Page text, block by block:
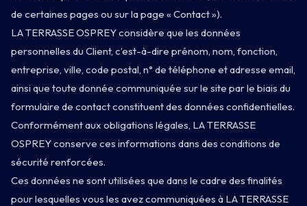
de certaines pages ou sur la page « Contact »).
LA TERRASSE OSPREY considère que les données
personnelles du Client, c’est-à-dire prénom, nom, fonction,
entreprise, ville, code postal, n° de téléphone et adresse email,
ainsi que toute donnée communiquée sur le site par le biais du
formulaire de contact constituent des données confidentielles.
Conformément aux obligations légales, LA TERRASSE
OSPREY conserve ces informations dans des conditions de
sécurité renforcées.
Ces données ne sont utilisées que dans le cadre des finalités
pour lesquelles vous les avez communiquées à LA TERRASSE